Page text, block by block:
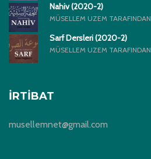
Nahiv (2020-2)
MÜSELLEM UZEM TARAFINDAN
Sarf Dersleri (2020-2)
MÜSELLEM UZEM TARAFINDAN
İRTIBAT
musellemnet@gmail.com